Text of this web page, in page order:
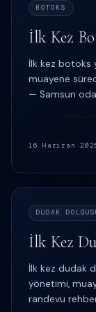
BOTOKS
İlk Kez
İlk kez botoks
muayene
— Samsun
16 Haziran
DUDAK
İlk Kez
İlk kez dudak
yönetimi,
randevu